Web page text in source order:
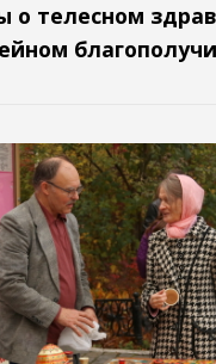
о телесном